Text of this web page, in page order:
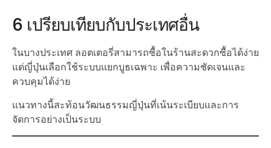
6 เปรียบเทียบกับประเทศอื่น
ในบางประเทศ ลอตเตอรี่สามารถซื้อในร้านสะดวกซื้อได้ง่าย
แต่ญี่ปุ่นเลือกใช้ระบบแยกบูธเฉพาะ เพื่อความชัดเจนและ
ควบคุมได้ง่าย
แนวทางนี้สะท้อนวัฒนธรรมญี่ปุ่นที่เน้นระเบียบและการ
จัดการอย่างเป็นระบบ